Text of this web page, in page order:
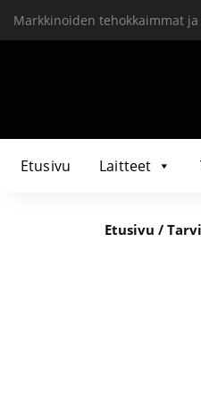
Markkinoiden tehokkaimmat
Etusivu Laitteet
Etusivu /